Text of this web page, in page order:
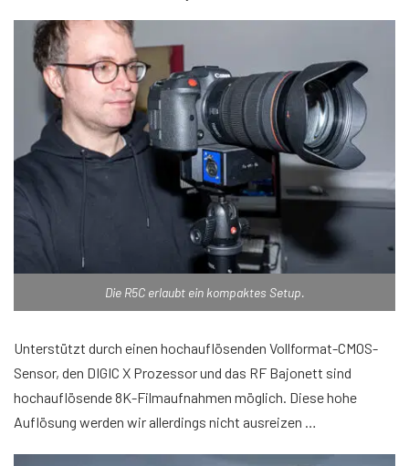
Die R5C erlaubt ein kompaktes Setup.
Unterstützt durch einen hochauflösenden Vollformat-CMOS-
Sensor, den DIGIC X Prozessor und das RF Bajonett sind
hochauflösende 8K-Filmaufnahmen möglich. Diese hohe
Auflösung werden wir allerdings nicht ausreizen …